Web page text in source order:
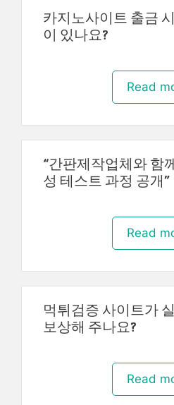
카지노사이트 출금
이 있나요?
Read
“간판제작업체와 함
성 테스트 과정 공개”
Read
먹튀검증 사이트가
보상해 주나요?
Read